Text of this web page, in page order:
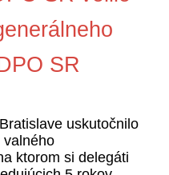
SR
uskutočnilo
valného
ktorom si delegáti